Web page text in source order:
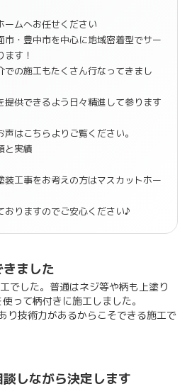
ームへお任せください
市・豊中市を中心に地域密着型でサー
す！
での施工もたくさん行なってきまし
提供できるよう日々精進して参ります
はこちらよりご覧ください。
と実績
装工事をお考えの方はマスカットホー
おりますのでご安心ください♪
ました
でした。普通はネジ等や柄も上塗り
って柄付きに施工しました。
り技術力があるからこそできる施工で
しながら決定します